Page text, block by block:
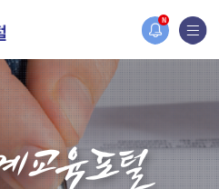
N
었습니다.
이지가 새롭게 개설되었습니다.